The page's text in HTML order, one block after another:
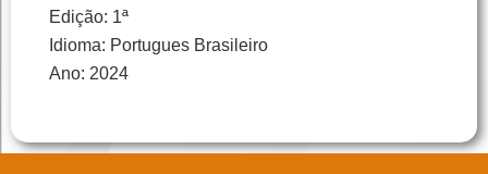
Edição: 1ª
Idioma: Portugues Brasileiro
Ano: 2024